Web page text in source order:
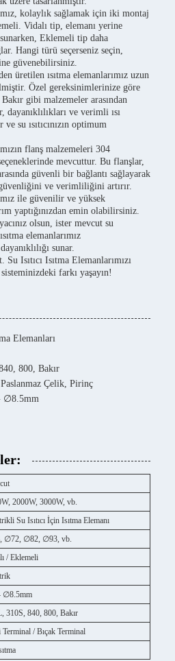
kolaylık sağlamak için iki montaj
Vidalı tip, elemanı yerine
Eklemeli tip daha
Hangi türü seçerseniz seçin,
güvenebilirsiniz.
üretilen ısıtma elemanlarımız uzun
Özel gereksinimlerinize göre
gibi malzemeler arasından
dayanıklılıkları ve verimli ısı
su ısıtıcınızın optimum
flanş malzemeleri 304
mevcuttur. Bu flanşlar,
güvenli bir bağlantı sağlayarak
ve verimliliğini artırır.
ile güvenilir ve yüksek
yaptığınızdan emin olabilirsiniz.
olsun, ister mevcut su
elemanlarımız
sunar.
Isıtıcı Isıtma Elemanlarımızı
farkı yaşayın!
Elemanları
800, Bakır
Çelik, Pirinç
∅8.5mm
2000W, 3000W, vb.
Su Isıtıcı İçin Isıtma Elemanı
∅72, ∅82, ∅93, vb.
/ Eklemeli
∅8.5mm
310S, 840, 800, Bakır
/ Bıçak Terminal